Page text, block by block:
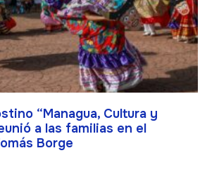
“Managua, Cultura y
a las familias en el
Borge